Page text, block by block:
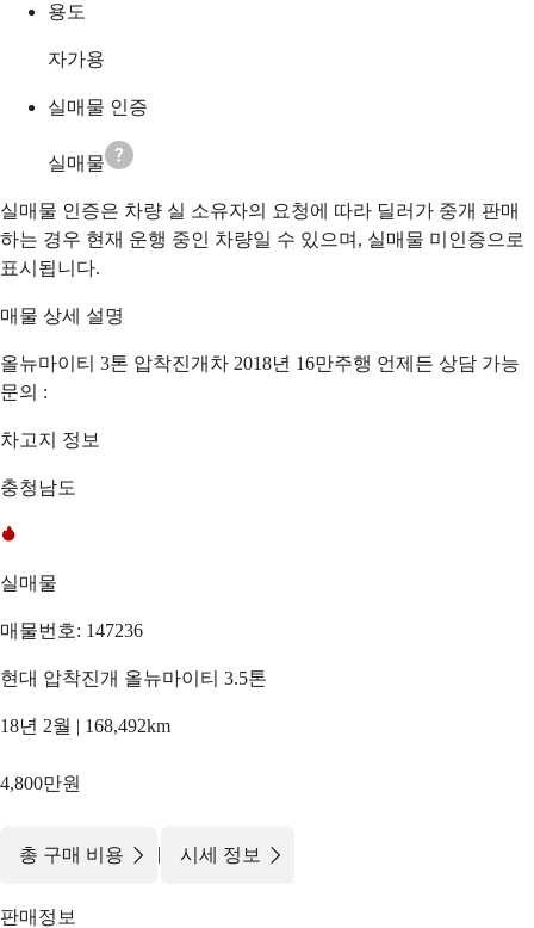
용도
자가용
실매물 인증
실매물
실매물 인증은 차량 실 소유자의 요청에 따라 딜러가 중개 판매
하는 경우 현재 운행 중인 차량일 수 있으며, 실매물 미인증으로
표시됩니다.
매물 상세 설명
올뉴마이티 3톤 압착진개차 2018년 16만주행 언제든 상담 가능
문의 :
차고지 정보
충청남도
실매물
매물번호: 147236
현대 압착진개 올뉴마이티 3.5톤
18년 2월 | 168,492km
4,800만원
총 구매 비용 | 시세 정보
판매정보